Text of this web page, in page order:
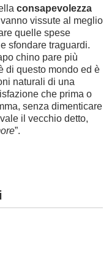
consapevolezza
vissute al meglio
quelle spese
sfondare traguardi.
chino pare più
di questo mondo ed è
naturali di una
che prima o
senza dimenticare
il vecchio detto,
”.